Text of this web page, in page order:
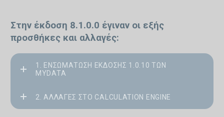
Στην έκδοση 8.1.0.0 έγιναν οι εξής
προσθήκες και αλλαγές:
1. ΕΝΣΩΜΆΤΩΣΗ ΈΚΔΟΣΗΣ 1.0.10 ΤΩΝ
MYDATA
2. ΑΛΛΑΓΈΣ ΣΤΟ CALCULATION ENGINE